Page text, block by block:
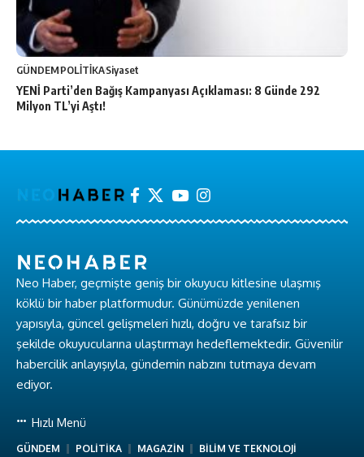
GÜNDEMPOLİTİKASiyaset
YENİ Parti’den Bağış Kampanyası Açıklaması: 8 Günde 292
Milyon TL’yi Aştı!
Neo Haber, geçmişte geniş bir okuyucu kitlesine ulaşmış
köklü bir haber platformudur. Günümüzde yenilenen
yapısıyla, güncel gelişmeleri hızlı, doğru ve tarafsız bir
şekilde okuyucularına ulaştırmayı hedeflemektedir. Güvenilir
habercilik anlayışıyla, gündemin nabzını tutmaya devam
ediyor.
Hızlı Menü
GÜNDEM POLİTİKA MAGAZİN BİLİM VE TEKNOLOJİ